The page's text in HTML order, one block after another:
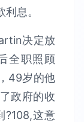
息。
决定放
全职照顾
49岁的他
政府的收
?108,这意